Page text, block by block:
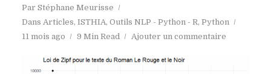
Par Stéphane Meurisse
Dans Articles, ISTHIA, Outils NLP - Python - R, Python
11 mois ago
9 Min Read Ajouter un commentaire